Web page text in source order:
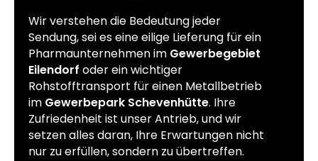
Wir verstehen die Bedeutung jeder
Sendung, sei es eine eilige Lieferung für ein
Pharmaunternehmen im Gewerbegebiet
Eilendorf oder ein wichtiger
Rohstofftransport für einen Metallbetrieb
im Gewerbepark Schevenhütte. Ihre
Zufriedenheit ist unser Antrieb, und wir
setzen alles daran, Ihre Erwartungen nicht
nur zu erfüllen, sondern zu übertreffen.